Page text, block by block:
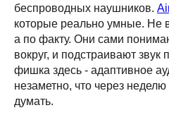
беспроводных наушников.
которые реально умные. Не
а по факту. Они сами
вокруг, и подстраивают звук
фишка здесь - адаптивное
незаметно, что через
думать.